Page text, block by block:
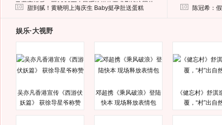
马蓉离婚后，砸1000万人民币给媒体要求删掉这照片
10 甜到腻！黄晓明上海庆生 Baby挺孕肚送蛋糕 10 陈冠希：
娱乐·大视野
吴亦凡香港宣传《西游伏
妖篇》 获徐导星爷称赞
邓超携《乘风破浪》登陆
快本 现场释放表情包
《健忘村》舒淇
覆，“村”出自